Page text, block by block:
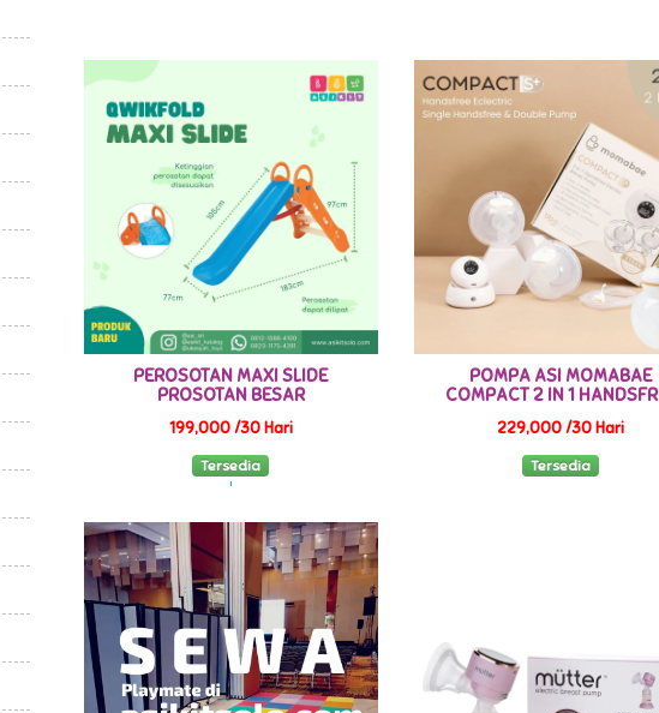
PEROSOTAN MAXI SLIDE
PROSOTAN BESAR
199,000 /30 Hari
Tersedia
POMPA ASI MOMABAE
COMPACT 2 IN 1
229,000 /30 Hari
Tersedia